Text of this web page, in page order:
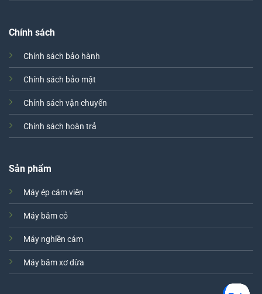
Chính sách
Chính sách bảo hành
Chính sách bảo mật
Chính sách vận chuyển
Chính sách hoàn trả
Sản phẩm
Máy ép cám viên
Máy băm cỏ
Máy nghiền cám
Máy băm xơ dừa